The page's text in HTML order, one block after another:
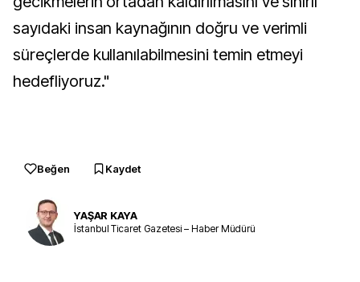
sayıdaki insan kaynağının doğru ve verimli
süreçlerde kullanılabilmesini temin etmeyi
hedefliyoruz."
Beğen Kaydet
YAŞAR KAYA
İstanbul Ticaret Gazetesi – Haber Müdürü